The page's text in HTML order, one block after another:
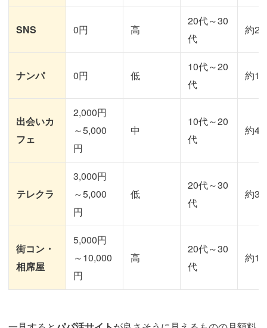
SNS 0円 高
20代～30
代
約
ナンパ 0円 低
10代～20
代
約
出会いカ
フェ
2,000円
～5,000
円
中
10代～20
代
約
テレクラ
3,000円
～5,000
円
低
20代～30
代
約
街コン・
相席屋
5,000円
～10,000
円
高
20代～30
代
約